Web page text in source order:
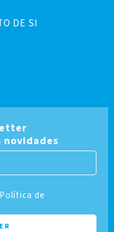
DE SI
novidades
de